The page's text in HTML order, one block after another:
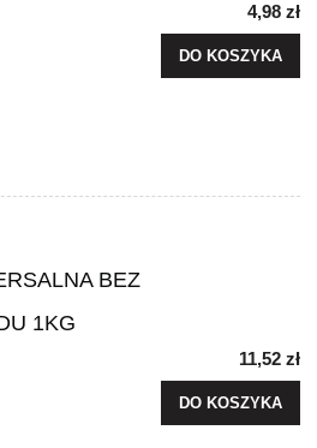
4,98 zł
DO KOSZYKA
BEZ
1KG
11,52 zł
DO KOSZYKA